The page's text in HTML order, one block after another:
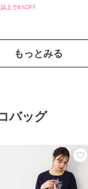
上で8%OFF
もっとみる
バッグ